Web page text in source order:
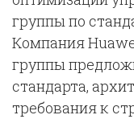
группы по
Компания
группы
стандарта,
требования к